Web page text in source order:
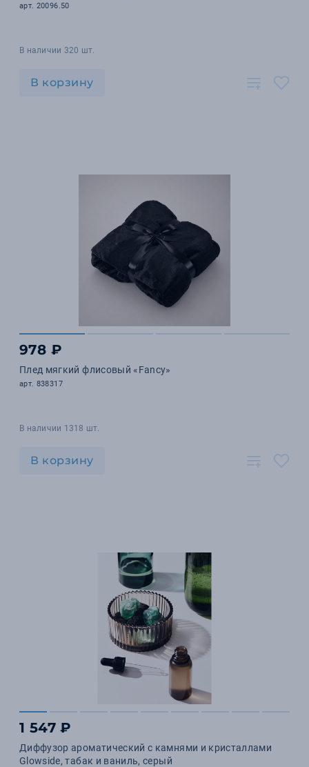
арт. 20096.50
В наличии 320 шт.
В корзину
978 ₽
Плед мягкий флисовый «Fancy»
арт. 838317
В наличии 1318 шт.
В корзину
1 547 ₽
Диффузор ароматический с камнями и кристаллами
Glowside, табак и ваниль, серый